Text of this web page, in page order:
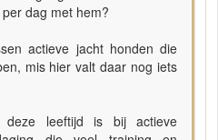
dag met hem?
actieve jacht honden die
mis hier valt daar nog iets
deze leeftijd is bij actieve